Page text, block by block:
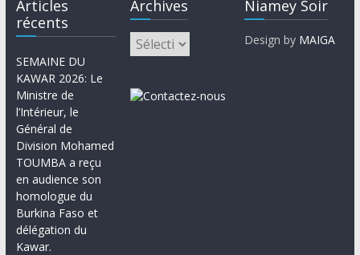
Articles
récents
SEMAINE DU
KAWAR 2026: Le
Ministre de
l’Intérieur, le
Général de
Division Mohamed
TOUMBA a reçu
en audience son
homologue du
Burkina Faso et
délégation du
Kawar.
Archives Niamey Soir
Design by MAIGA